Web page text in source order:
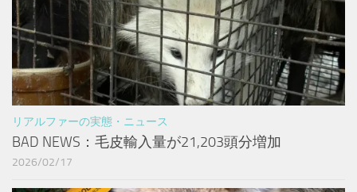
リアルファーの実態・ニュース
BAD NEWS：毛皮輸入量が21,203頭分増加
2026/02/17